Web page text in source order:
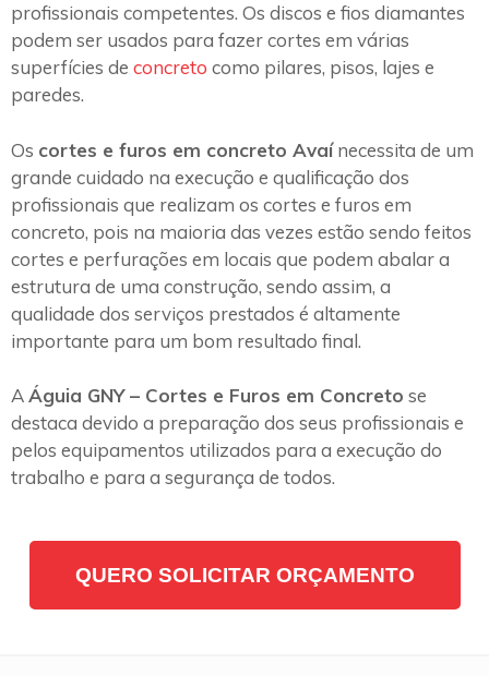
profissionais competentes. Os discos e fios diamantes
podem ser usados para fazer cortes em várias
superfícies de concreto como pilares, pisos, lajes e
paredes.
Os cortes e furos em concreto Avaínecessita de um
grande cuidado na execução e qualificação dos
profissionais que realizam os cortes e furos em
concreto, pois na maioria das vezes estão sendo feitos
cortes e perfurações em locais que podem abalar a
estrutura de uma construção, sendo assim, a
qualidade dos serviços prestados é altamente
importante para um bom resultado final.
AÁguia GNY – Cortes e Furos em Concreto se
destaca devido a preparação dos seus profissionais e
pelos equipamentos utilizados para a execução do
trabalho e para a segurança de todos.
QUERO SOLICITAR ORÇAMENTO